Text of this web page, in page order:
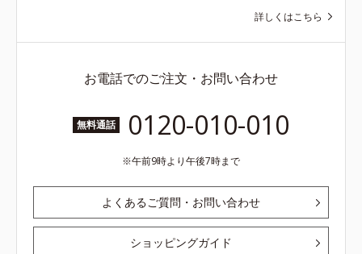
詳しくはこちら
お電話でのご注文・お問い合わせ
無料通話 0120-010-010
午前9時より午後7時まで
よくあるご質問・お問い合わせ
ショッピングガイド